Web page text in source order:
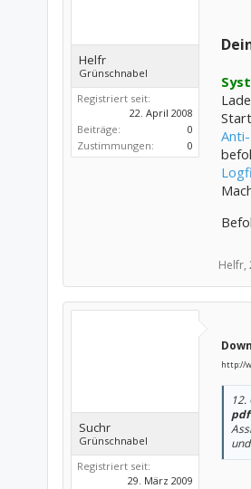
Helfr
Grünschnabel
Registriert seit:
22. April 2008
Beiträge:
0
Zustimmungen:
0
Lade
Helfr,
Suchr
Grünschnabel
Registriert seit:
29. März 2009
http://